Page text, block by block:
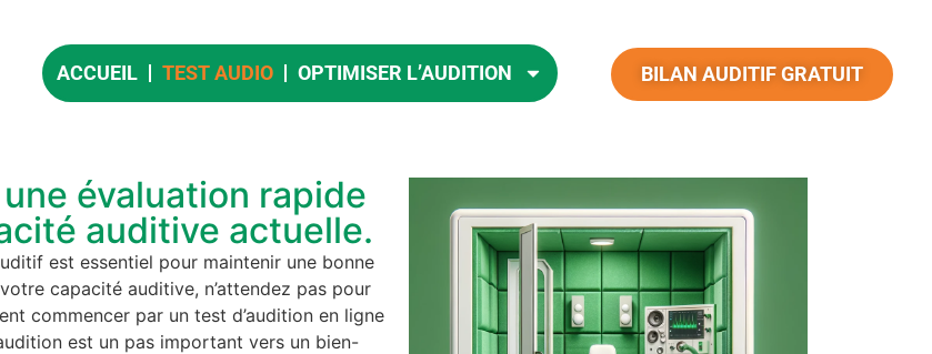
ACCUEIL TEST AUDIO OPTIMISER L’AUDITION BILAN AUDITIF GRATUIT
évaluation rapide
auditive actuelle.
est essentiel pour maintenir une bonne
capacité auditive, n’attendez pas pour
commencer par un test d’audition en ligne
est un pas important vers un bien-